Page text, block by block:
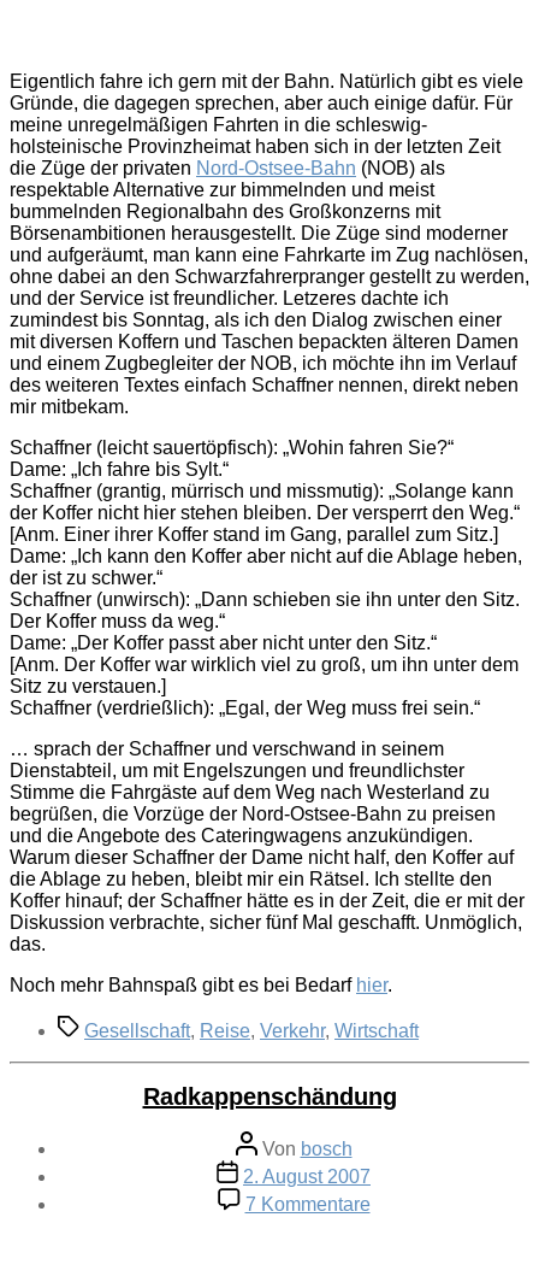
Eigentlich fahre ich gern mit der Bahn. Natürlich gibt es viele
Gründe, die dagegen sprechen, aber auch einige dafür. Für
meine unregelmäßigen Fahrten in die schleswig-
holsteinische Provinzheimat haben sich in der letzten Zeit
die Züge der privaten Nord-Ostsee-Bahn (NOB) als
respektable Alternative zur bimmelnden und meist
bummelnden Regionalbahn des Großkonzerns mit
Börsenambitionen herausgestellt. Die Züge sind moderner
und aufgeräumt, man kann eine Fahrkarte im Zug nachlösen,
ohne dabei an den Schwarzfahrerpranger gestellt zu werden,
und der Service ist freundlicher. Letzeres dachte ich
zumindest bis Sonntag, als ich den Dialog zwischen einer
mit diversen Koffern und Taschen bepackten älteren Damen
und einem Zugbegleiter der NOB, ich möchte ihn im Verlauf
des weiteren Textes einfach Schaffner nennen, direkt neben
mir mitbekam.
Schaffner (leicht sauertöpfisch): „Wohin fahren Sie?“
Dame: „Ich fahre bis Sylt.“
Schaffner (grantig, mürrisch und missmutig): „Solange kann
der Koffer nicht hier stehen bleiben. Der versperrt den Weg.“
[Anm. Einer ihrer Koffer stand im Gang, parallel zum Sitz.]
Dame: „Ich kann den Koffer aber nicht auf die Ablage heben,
der ist zu schwer.“
Schaffner (unwirsch): „Dann schieben sie ihn unter den Sitz.
Der Koffer muss da weg.“
Dame: „Der Koffer passt aber nicht unter den Sitz.“
[Anm. Der Koffer war wirklich viel zu groß, um ihn unter dem
Sitz zu verstauen.]
Schaffner (verdrießlich): „Egal, der Weg muss frei sein.“
… sprach der Schaffner und verschwand in seinem
Dienstabteil, um mit Engelszungen und freundlichster
Stimme die Fahrgäste auf dem Weg nach Westerland zu
begrüßen, die Vorzüge der Nord-Ostsee-Bahn zu preisen
und die Angebote des Cateringwagens anzukündigen.
Warum dieser Schaffner der Dame nicht half, den Koffer auf
die Ablage zu heben, bleibt mir ein Rätsel. Ich stellte den
Koffer hinauf; der Schaffner hätte es in der Zeit, die er mit der
Diskussion verbrachte, sicher fünf Mal geschafft. Unmöglich,
das.
Noch mehr Bahnspaß gibt es bei Bedarf hier.
Schlagwörter
Gesellschaft, Reise, Verkehr, Wirtschaft
Radkappenschändung
Beitragsautor
Von bosch
Veröffentlichungsdatum
2. August 2007
7 Kommentarezu